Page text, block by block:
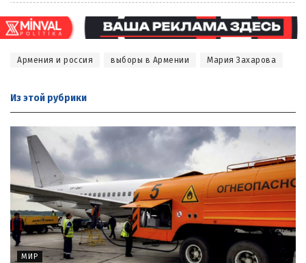
Армения и россия выборы в Армении Мария Захарова
Из этой рубрики
МИР